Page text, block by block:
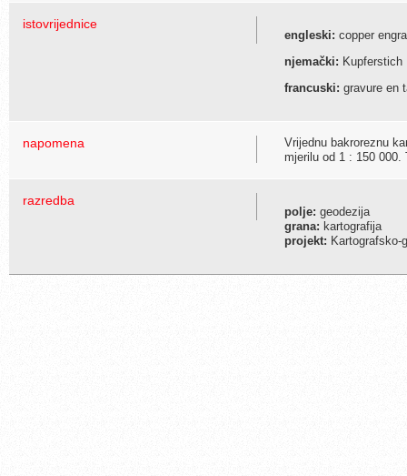
istovrijednice
engleski: copper
njemački: Kupferstich
francuski: gravure en
napomena
Vrijednu bakroreznu
mjerilu od 1 : 150
razredba
polje: geodezija
grana: kartografija
projekt: Kartografsko-